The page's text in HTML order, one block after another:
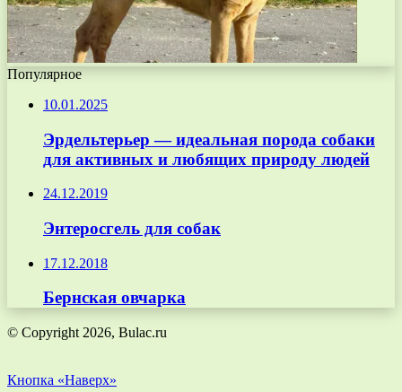
Популярное
10.01.2025
Эрдельтерьер — идеальная порода собаки
для активных и любящих природу людей
24.12.2019
Энтеросгель для собак
17.12.2018
Бернская овчарка
© Copyright 2026, Bulac.ru
Кнопка «Наверх»